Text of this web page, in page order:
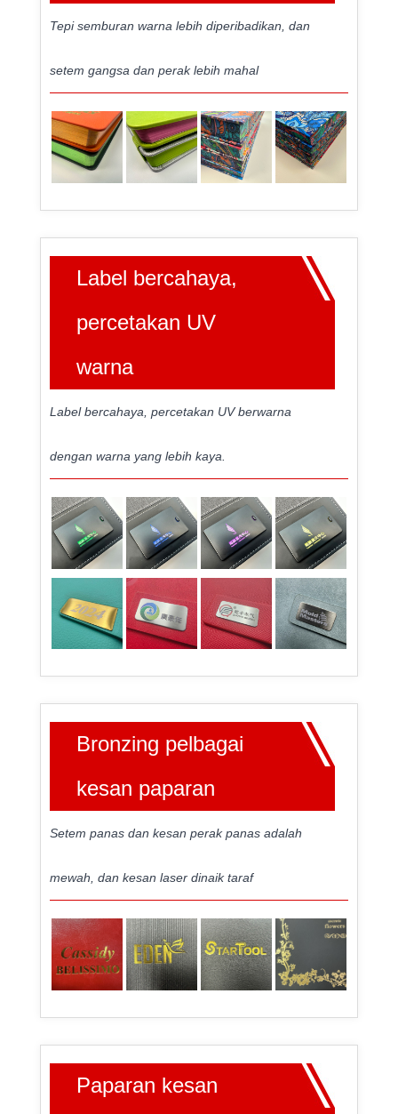
Tepi semburan warna lebih diperibadikan, dan
setem gangsa dan perak lebih mahal
Label bercahaya,
percetakan UV
warna
Label bercahaya, percetakan UV berwarna
dengan warna yang lebih kaya.
Bronzing pelbagai
kesan paparan
Setem panas dan kesan perak panas adalah
mewah, dan kesan laser dinaik taraf
Paparan kesan